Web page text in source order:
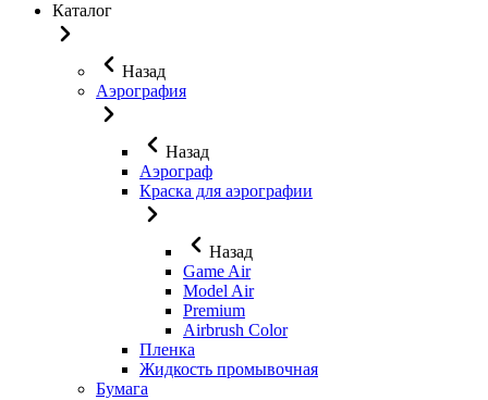
Каталог
Назад
Аэрография
Назад
Аэрограф
Краска для аэрографии
Назад
Game Air
Model Air
Premium
Airbrush Color
Пленка
Жидкость промывочная
Бумага